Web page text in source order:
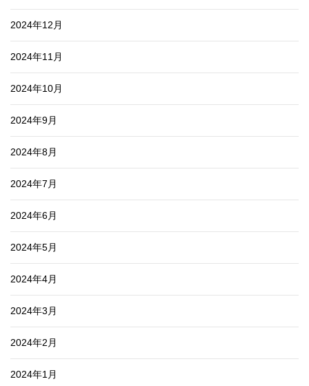
2024年12月
2024年11月
2024年10月
2024年9月
2024年8月
2024年7月
2024年6月
2024年5月
2024年4月
2024年3月
2024年2月
2024年1月